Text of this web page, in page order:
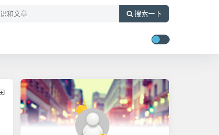
搜索一下